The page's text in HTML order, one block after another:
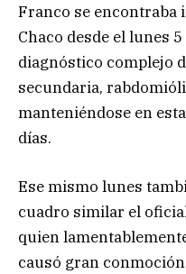
Franco se encontraba
Chaco desde el lunes
diagnóstico complejo
secundaria,
manteniéndose en
días.
Ese mismo lunes
cuadro similar el
quien
causó gran